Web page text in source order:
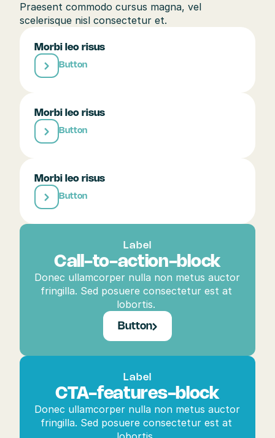
Praesent commodo cursus magna, vel
scelerisque nisl consectetur et.
Morbi leo risus
Button
Morbi leo risus
Button
Morbi leo risus
Button
Label
Call-to-action-block
Donec ullamcorper nulla non metus auctor
fringilla. Sed posuere consectetur est at
lobortis.
Button
Label
CTA-features-block
Donec ullamcorper nulla non metus auctor
fringilla. Sed posuere consectetur est at